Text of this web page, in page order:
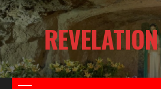
Skip
to
content